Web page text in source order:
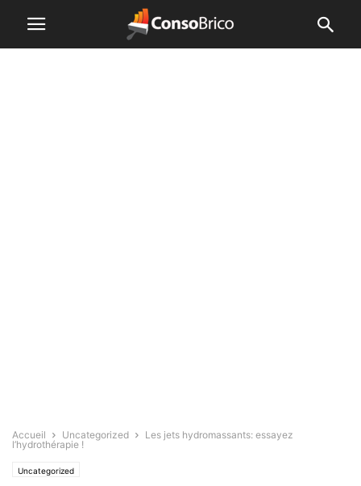
Accueil Uncategorized
Les jets hydromassants: essayez
l’hydrothérapie !
Uncategorized